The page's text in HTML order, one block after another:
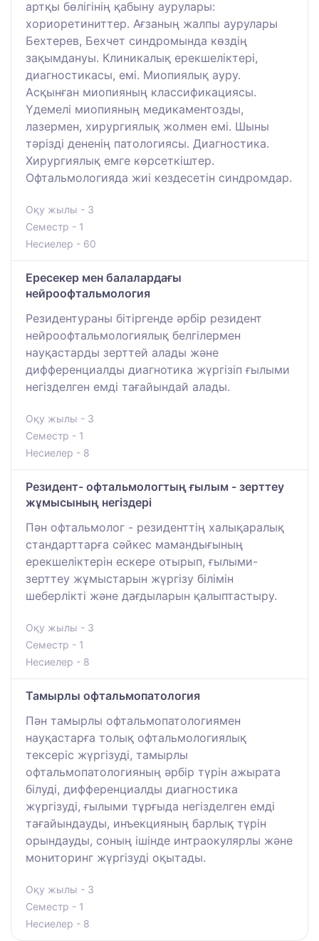
артқы бөлігінің қабыну аурулары:
хориоретиниттер. Ағзаның жалпы аурулары
Бехтерев, Бехчет синдромында көздің
зақымдануы. Клиникалық ерекшеліктері,
диагностикасы, емі. Миопиялық ауру.
Асқынған миопияның классификациясы.
Үдемелі миопияның медикаментозды,
лазермен, хирургиялық жолмен емі. Шыны
тәрізді дененің патологиясы. Диагностика.
Хирургиялық емге көрсеткіштер.
Офтальмологияда жиі кездесетін синдромдар.
Оқу жылы - 3
Семестр - 1
Несиелер - 60
Ересекер мен балалардағы
нейроофтальмология
Резидентураны бітіргенде әрбір резидент
нейроофтальмологиялық белгілермен
науқастарды зерттей алады және
дифференциалды диагнотика жүргізіп ғылыми
негізделген емді тағайындай алады.
Оқу жылы - 3
Семестр - 1
Несиелер - 8
Резидент- офтальмологтың ғылым - зерттеу
жұмысының негіздері
Пән офтальмолог - резиденттің халықаралық
стандарттарға сәйкес мамандығының
ерекшеліктерін ескере отырып, ғылыми-
зерттеу жұмыстарын жүргізу білімін
шеберлікті және дағдыларын қалыптастыру.
Оқу жылы - 3
Семестр - 1
Несиелер - 8
Тамырлы офтальмопатология
Пән тамырлы офтальмопатологиямен
науқастарға толық офтальмологиялық
тексеріс жүргізуді, тамырлы
офтальмопатологияның әрбір түрін ажырата
білуді, дифференциалды диагностика
жүргізуді, ғылыми тұрғыда негізделген емді
тағайындауды, инъекцияның барлық түрін
орындауды, соның ішінде интраокулярлы және
мониторинг жүргізуді оқытады.
Оқу жылы - 3
Семестр - 1
Несиелер - 8